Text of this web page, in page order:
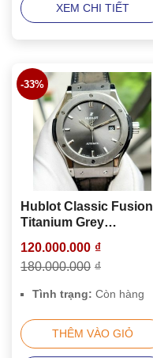
XEM CHI TIẾT
Hublot Classic Fusion
Titanium Grey
120.000.000 ₫
180.000.000 ₫
Tình trạng: Còn hàng
THÊM VÀO GIỎ
-33%